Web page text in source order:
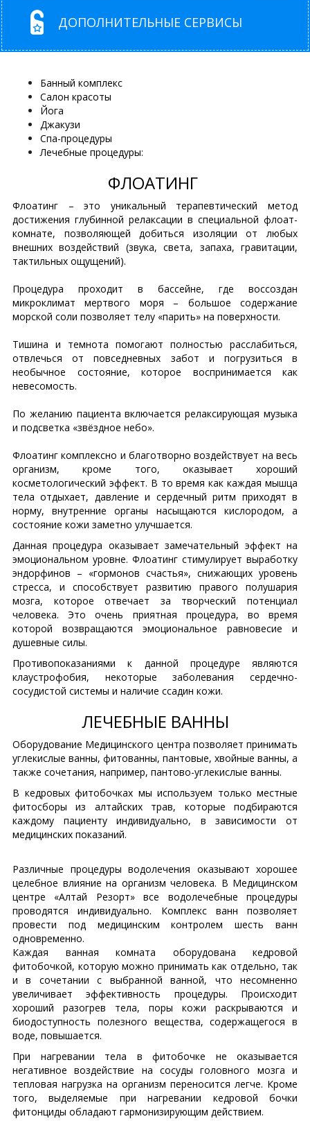
ДОПОЛНИТЕЛЬНЫЕ СЕРВИСЫ
Банный комплекс
Салон красоты
Йога
Джакузи
Спа-процедуры
Лечебные процедуры:
ФЛОАТИНГ
Флоатинг – это уникальный терапевтический метод
достижения глубинной релаксации в специальной флоат-
комнате, позволяющей добиться изоляции от любых
внешних воздействий (звука, света, запаха, гравитации,
тактильных ощущений).
Процедура проходит в бассейне, где воссоздан
микроклимат мертвого моря – большое содержание
морской соли позволяет телу «парить» на поверхности.
Тишина и темнота помогают полностью расслабиться,
отвлечься от повседневных забот и погрузиться в
необычное состояние, которое воспринимается как
невесомость.
По желанию пациента включается релаксирующая музыка
и подсветка «звёздное небо».
Флоатинг комплексно и благотворно воздействует на весь
организм, кроме того, оказывает хороший
косметологический эффект. В то время как каждая мышца
тела отдыхает, давление и сердечный ритм приходят в
норму, внутренние органы насыщаются кислородом, а
состояние кожи заметно улучшается.
Данная процедура оказывает замечательный эффект на
эмоциональном уровне. Флоатинг стимулирует выработку
эндорфинов – «гормонов счастья», снижающих уровень
стресса, и способствует развитию правого полушария
мозга, которое отвечает за творческий потенциал
человека. Это очень приятная процедура, во время
которой возвращаются эмоциональное равновесие и
душевные силы.
Противопоказаниями к данной процедуре являются
клаустрофобия, некоторые заболевания сердечно-
сосудистой системы и наличие ссадин кожи.
ЛЕЧЕБНЫЕ ВАННЫ
Оборудование Медицинского центра позволяет принимать
углекислые ванны, фитованны, пантовые, хвойные ванны, а
также сочетания, например, пантово-углекислые ванны.
В кедровых фитобочках мы используем только местные
фитосборы из алтайских трав, которые подбираются
каждому пациенту индивидуально, в зависимости от
медицинских показаний.
Различные процедуры водолечения оказывают хорошее
целебное влияние на организм человека. В Медицинском
центре «Алтай Резорт» все водолечебные процедуры
проводятся индивидуально. Комплекс ванн позволяет
провести под медицинским контролем шесть ванн
одновременно.
Каждая ванная комната оборудована кедровой
фитобочкой, которую можно принимать как отдельно, так
и в сочетании с выбранной ванной, что несомненно
увеличивает эффективность процедуры. Происходит
хороший разогрев тела, поры кожи раскрываются и
биодоступность полезного вещества, содержащегося в
воде, повышается.
При нагревании тела в фитобочке не оказывается
негативное воздействие на сосуды головного мозга и
тепловая нагрузка на организм переносится легче. Кроме
того, выделяемые при нагревании кедровой бочки
фитонциды обладают гармонизирующим действием.